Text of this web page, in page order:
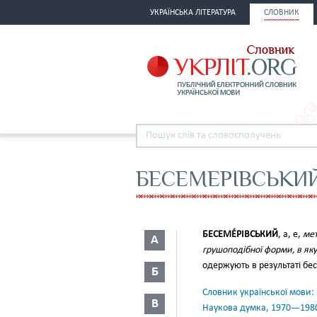
УКРАЇНСЬКА ЛІТЕРАТУРА СЛОВНИК
А
Б
В
БЕСЕМЕ́РІВСЬКИЙ, а, е,
грушоподібної форми, в
одержують в результаті
Словник української
Наукова думка,